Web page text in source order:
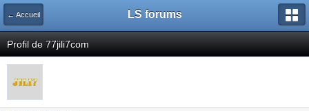
← Accueil LS forums
Profil de 77jili7com